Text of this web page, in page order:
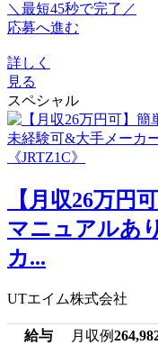
＼最短45秒で完了／
応募へ進む
詳しく
見る
スペシャル
【月収26万
マニュアルあ
カ...
UTエイム株式会社
給与 月収例